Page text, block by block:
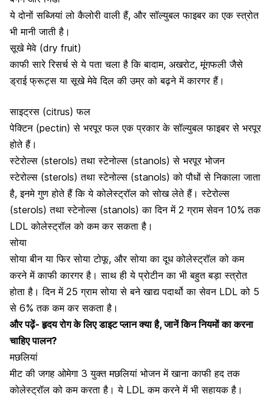
ये दोनों सब्जियां लो कैलोरी वाली हैं, और सॉल्युबल फाइबर का एक स्त्रोत
भी मानी जाती है।
सूखे मेवे (dry fruit)
काफी सारे रिसर्च से ये पता चला है कि बादाम, अखरोट, मूंगफली जैसे
ड्राई फ्रूट्स या सूखे मेवे दिल की उम्र को बढ़ने में कारगर हैं।
साइट्रस (citrus) फल
पेक्टिन (pectin) से भरपूर फल एक प्रकार के सॉल्युबल फाइबर से भरपूर
होते हैं।
स्टेरोल्स (sterols) तथा स्टेनोल्स (stanols) से भरपूर भोजन
स्टेरोल्स (sterols) तथा स्टेनोल्स (stanols) को पौधों से निकाला जाता
है, इनमे गुण होते हैं कि ये कोलेस्ट्रॉल को सोख लेते हैं। स्टेरोल्स
(sterols) तथा स्टेनोल्स (stanols) का दिन में 2 ग्राम सेवन 10% तक
LDL कोलेस्ट्रॉल को कम कर सकता है।
सोया
सोया बीन या फिर सोया टोफू, और सोया का दूध कोलेस्ट्रॉल को कम
करने में काफी कारगर है। साथ ही ये प्रोटीन का भी बहुत बड़ा स्त्रोत
होता है। दिन में 25 ग्राम सोया से बने खाद्य पदार्थो का सेवन LDL को 5
से 6% तक कम कर सकता है।
और पढ़ें-हृदय रोग के लिए डाइट प्लान क्या है, जानें किन नियमों का करना
चाहिए पालन?
मछलियां
मीट की जगह ओमेगा 3 युक्तमछलियां भोजन में खाना काफी हद तक
कोलेस्ट्रॉल को कम करता है। ये LDL कम करने में भी सहायक है।